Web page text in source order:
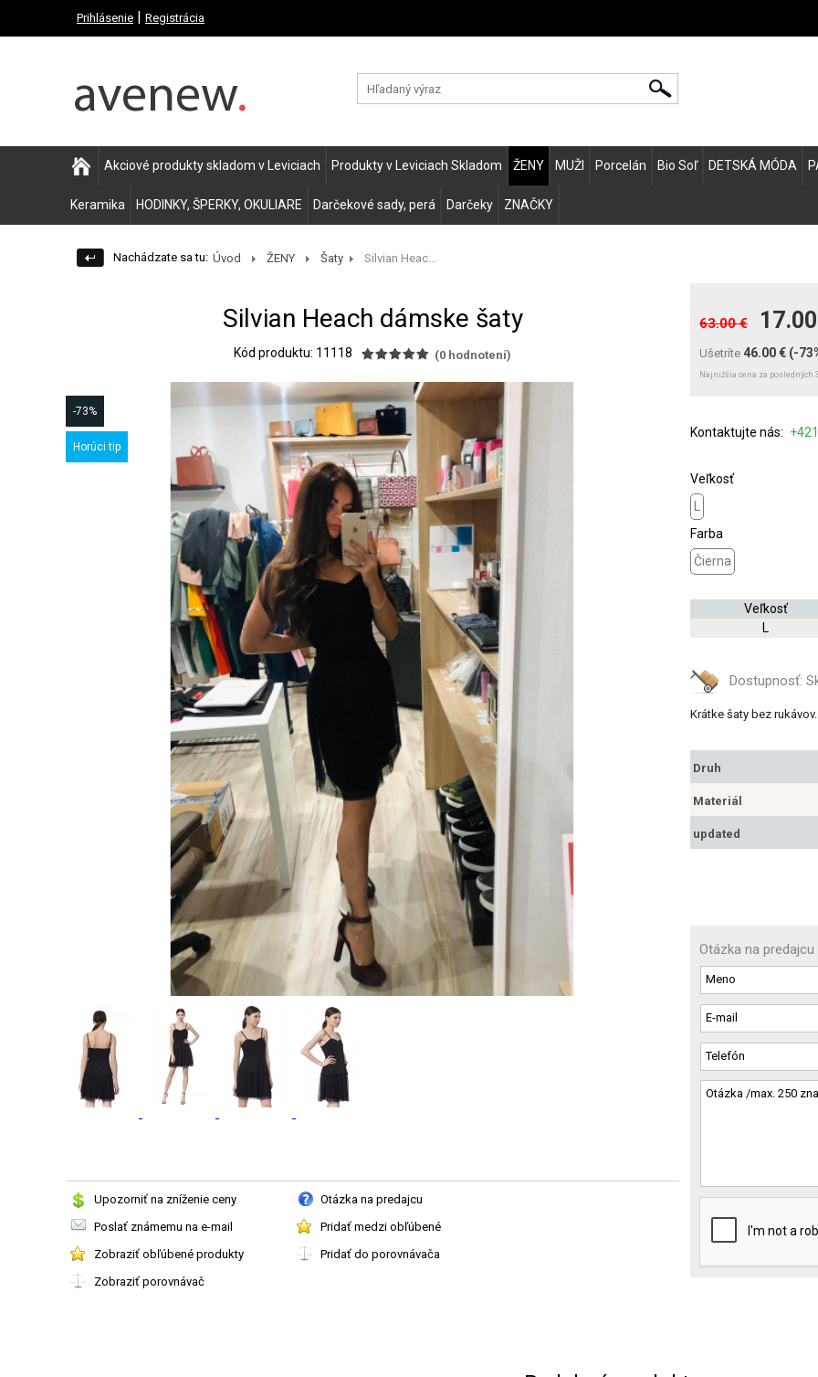
Prihlásenie | Registrácia
Akciové produkty skladom v Leviciach Produkty v Leviciach Skladom ŽENY MUŽI Porcelán Bio Soľ DETSKÁ MÓDA
Keramika HODINKY, ŠPERKY, OKULIARE Darčekové sady, perá Darčeky ZNAČKY
Nachádzate sa tu: Úvod ŽENY Šaty Silvian Heac...
Silvian Heach dámske šaty
Kód produktu: 11118 (0 hodnotení)
-73%
Horúci tip
Upozorniť na zníženie ceny
Otázka na predajcu
Poslať známemu na e-mail
Pridať medzi obľúbené
Zobraziť obľúbené produkty
Pridať do porovnávača
Zobraziť porovnávač
63.00 €
Ušetríte 46.00 € (-
Najnižšia cena za posledných
Kontaktujte nás:
Veľkosť
Farba
Čierna
Veľkosť
L
Dostupnosť:
Krátke šaty bez rukávov.
Druh
Materiál
updated
Otázka na predajcu